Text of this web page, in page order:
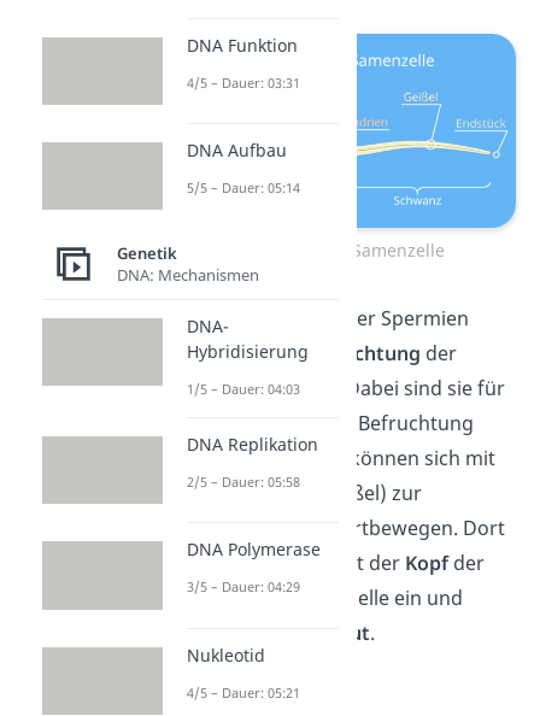
Aufbau einer Samenzelle
Die Hauptfunktion der Spermien
besteht in derBefruchtung der
weiblichen Eizelle
. Dabei sind sie für
der Befruchtung
verantwortlich und können sich mit
ihremSchwanz
(Geißel) zur
weiblichen Eizelle fortbewegen. Dort
angekommen, dringt der Kopfder
Samenzelle in die Eizelle ein und
Erbgut.
DNA Funktion
4/5 – Dauer: 03:31
DNA Aufbau
5/5 – Dauer: 05:14
Genetik
DNA: Mechanismen
DNA-
Hybridisierung
1/5 – Dauer: 04:03
DNA Replikation
2/5 – Dauer: 05:58
DNA Polymerase
3/5 – Dauer: 04:29
Nukleotid
4/5 – Dauer: 05:21